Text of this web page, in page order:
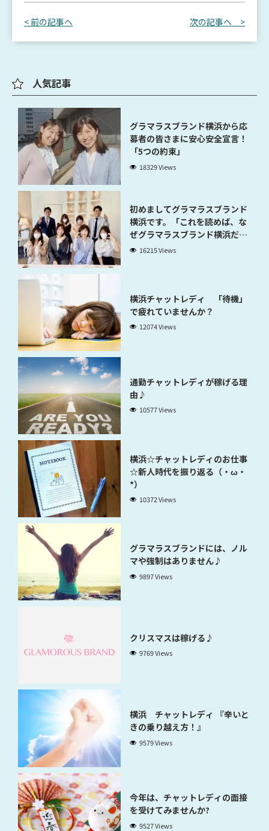
< 前の記事へ 次の記事へ >
人気記事
グラマラスブランド横浜から応
募者の皆さまに安心安全宣言！
「5つの約束」
18329 Views
初めましてグラマラスブランド
横浜です。「これを読めば、な
ぜグラマラスブランド横浜だと
稼げるのかが分かります」
16215 Views
横浜チャットレディ 「待機」
で疲れていませんか？
12074 Views
通勤チャットレディが稼げる理
由♪
10577 Views
横浜☆チャットレディのお仕事
☆新人時代を振り返る（・ω・
*）
10372 Views
グラマラスブランドには、ノル
マや強制はありません♪
9897 Views
クリスマスは稼げる♪
9769 Views
横浜 チャットレディ 『辛いと
きの乗り越え方！』
9579 Views
今年は、チャットレディの面接
を受けてみませんか?
9527 Views